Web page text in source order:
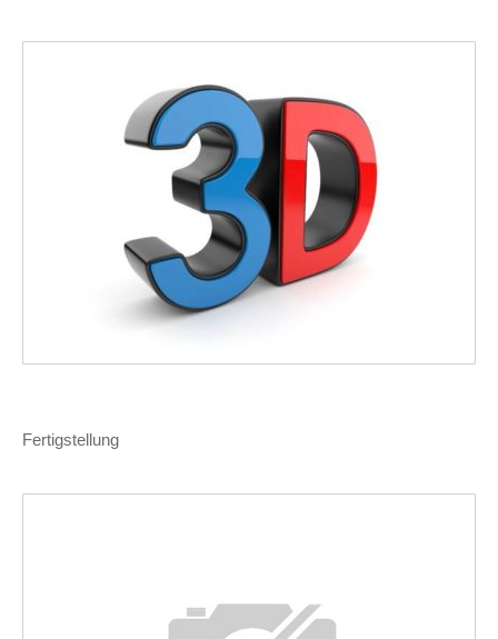
Fertigstellung